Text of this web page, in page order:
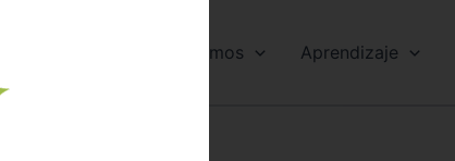
Somos Aprendizaje